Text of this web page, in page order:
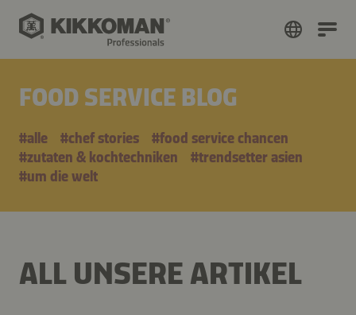
FOOD SERVICE BLOG
#alle #chef stories
#food service chancen
#zutaten & kochtechniken
#trendsetter asien
#um die welt
ALL UNSERE ARTIKEL